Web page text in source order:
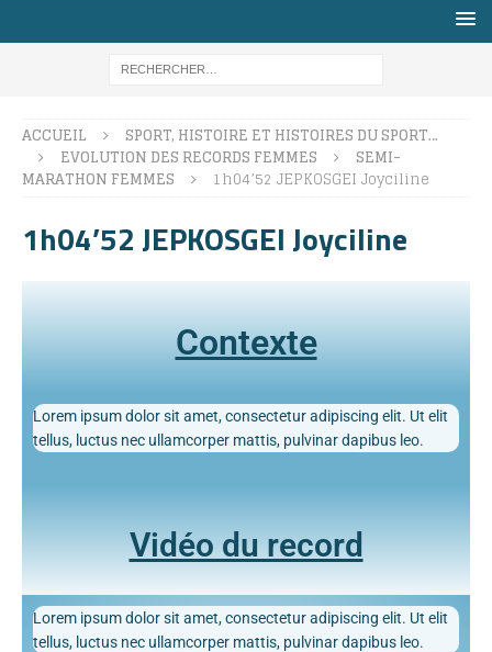
ACCUEIL
SPORT, HISTOIRE ET HISTOIRES DU SPORT…
EVOLUTION DES RECORDS FEMMES
SEMI-
MARATHON FEMMES
1h04’52 JEPKOSGEI Joyciline
1h04’52 JEPKOSGEI Joyciline
Contexte
Lorem ipsum dolor sit amet, consectetur adipiscing elit. Ut elit
tellus, luctus nec ullamcorper mattis, pulvinar dapibus leo.
Vidéo du record
Lorem ipsum dolor sit amet, consectetur adipiscing elit. Ut elit
tellus, luctus nec ullamcorper mattis, pulvinar dapibus leo.